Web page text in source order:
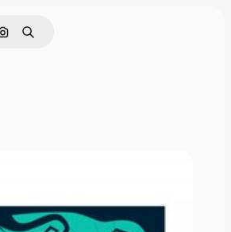
Nach Bild suchen
Suchen